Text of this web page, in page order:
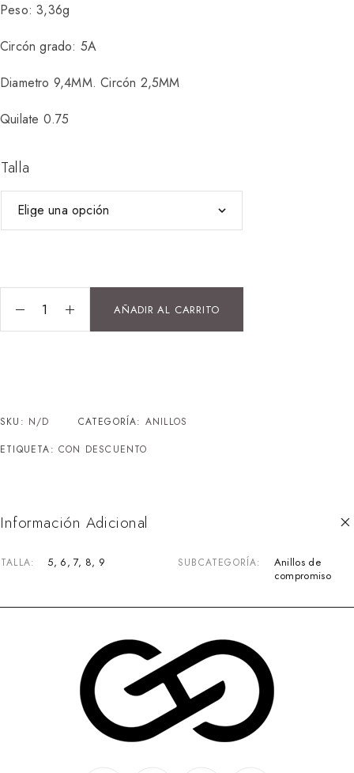
Peso: 3,36g
Circón grado: 5A
Diametro 9,4MM. Circón 2,5MM
Quilate 0.75
Talla
AÑADIR AL CARRITO
SKU: N/D CATEGORÍA: ANILLOS
ETIQUETA: CON DESCUENTO
Información Adicional
TALLA 5, 6, 7, 8, 9 SUBCATEGORÍA
Anillos de
compromiso